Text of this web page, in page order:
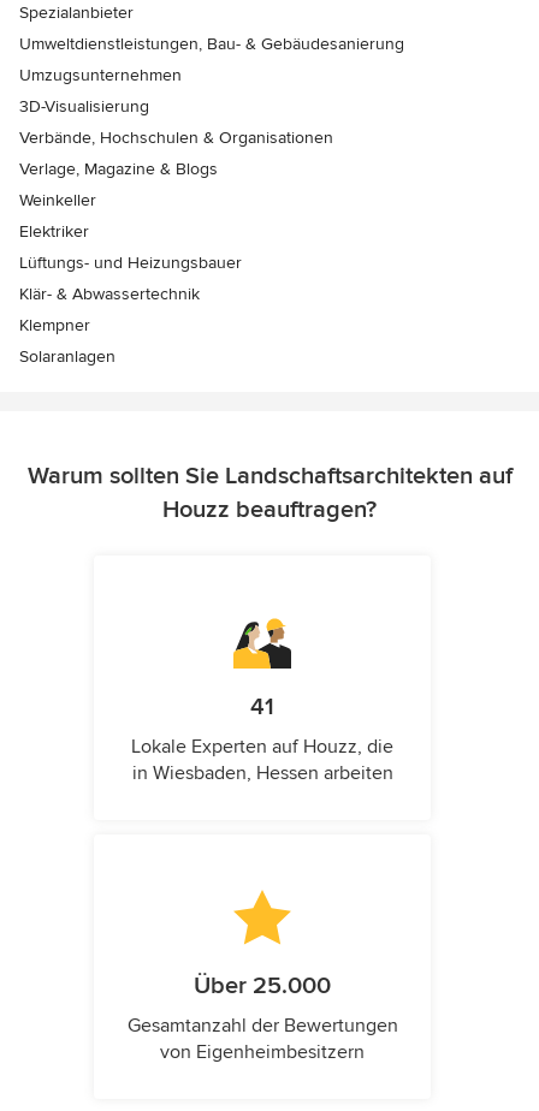
Spezialanbieter
Umweltdienstleistungen, Bau- & Gebäudesanierung
Umzugsunternehmen
3D-Visualisierung
Verbände, Hochschulen & Organisationen
Verlage, Magazine & Blogs
Weinkeller
Elektriker
Lüftungs- und Heizungsbauer
Klär- & Abwassertechnik
Klempner
Solaranlagen
Warum sollten Sie Landschaftsarchitekten auf
Houzz beauftragen?
41
Lokale Experten auf Houzz, die
in Wiesbaden, Hessen arbeiten
Über 25.000
Gesamtanzahl der Bewertungen
von Eigenheimbesitzern